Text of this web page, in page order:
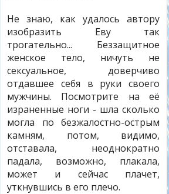
Не знаю, как удалось автору
изобразить Еву так
трогательно... Беззащитное
женское тело, ничуть не
сексуальное, доверчиво
отдавшее себя в руки своего
мужчины. Посмотрите на её
израненные ноги - шла сколько
могла по безжалостно-острым
камням, потом, видимо,
отставала, неоднократно
падала, возможно, плакала,
может и сейчас плачет,
уткнувшись в его плечо.